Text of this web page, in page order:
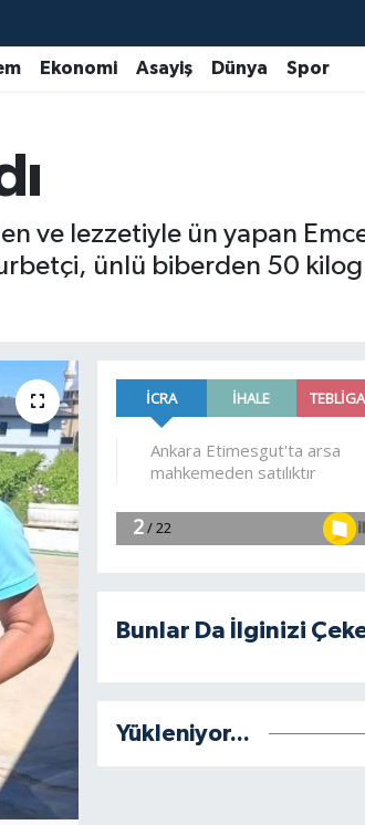
Ekonomi Asayiş Dünya Spor
ve lezzetiyle ün yapan
ünlü biberden 50
Bunlar Da İlginizi
Yükleniyor...